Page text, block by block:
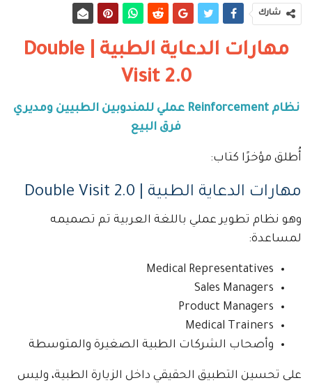
شارك
مهارات الدعاية الطبية | Double
Visit 2.0
نظام Reinforcement عملي للمندوبين الطبيين ومديري
فرق البيع
أُطلق مؤخرًا كتاب:
مهارات الدعاية الطبية | Double Visit 2.0
وهو نظام تطوير عملي باللغة العربية تم تصميمه
لمساعدة:
Medical Representatives
Sales Managers
Product Managers
Medical Trainers
وأصحاب الشركات الطبية الصغيرة والمتوسطة
على تحسين التطبيق الحقيقي داخل الزيارة الطبية، وليس